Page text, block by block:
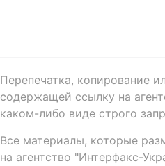
Перепечатка, копирование
содержащей ссылку на
каком-либо виде строго
Все материалы, которые
на агентство "Интерфакс-